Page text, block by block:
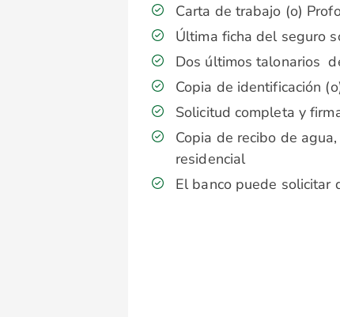
Carta de trabajo (o)
Última ficha del seguro
Dos últimos talonarios
Copia de identificación
Solicitud completa y
Copia de recibo de
residencial
El banco puede solicitar